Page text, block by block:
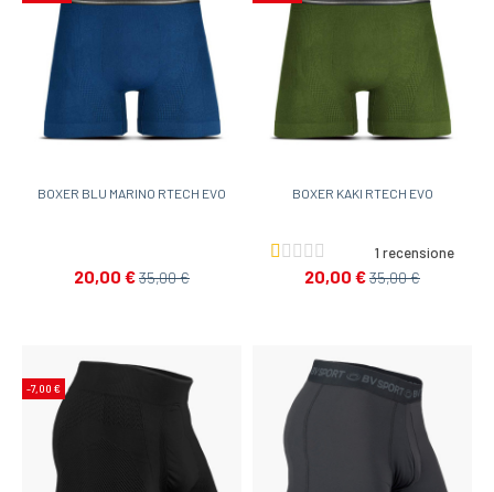
BOXER BLU MARINO RTECH EVO
20,00 €35,00 €
BOXER KAKI RTECH EVO
1 recensione
20,00 €35,00 €
-7,00 €